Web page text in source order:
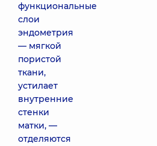
функциональные
слои
эндометрия
— мягкой
пористой
ткани,
устилает
внутренние
стенки
матки, —
отделяются